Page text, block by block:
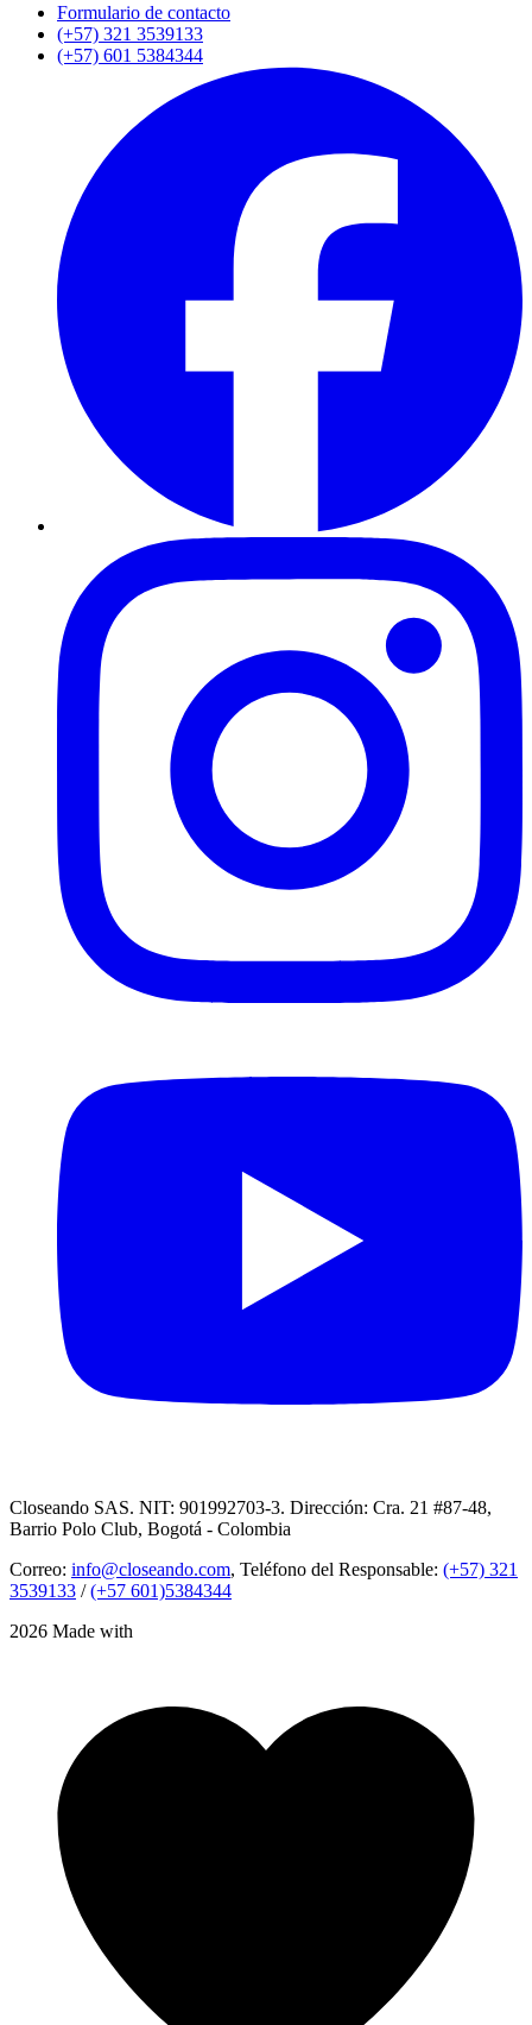
Formulario de contacto
(+57) 321 3539133
(+57) 601 5384344
Closeando SAS. NIT: 901992703-3. Dirección: Cra. 21 #87-48,
Barrio Polo Club, Bogotá - Colombia
Correo: info@closeando.com, Teléfono del Responsable: (+57) 321
3539133 /(+57 601)5384344
2026 Made with